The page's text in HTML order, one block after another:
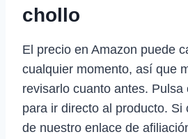
chollo
El precio en Amazon puede
cualquier momento, así que
revisarlo cuanto antes. Pulsa
para ir directo al producto. Si
de nuestro enlace de